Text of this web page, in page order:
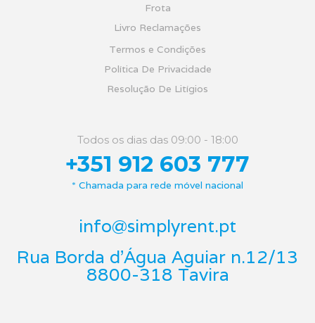
Frota
Livro Reclamações
Termos e Condições
Política De Privacidade
Resolução De Litígios
Todos os dias das 09:00 - 18:00
+351 912 603 777
* Chamada para rede móvel nacional
info@simplyrent.pt
Rua Borda d'Água Aguiar n.12/13
8800-318 Tavira